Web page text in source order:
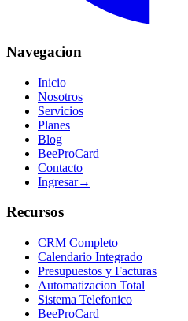
Navegacion
Inicio
Nosotros
Servicios
Planes
Blog
BeeProCard
Contacto
Ingresar→
Recursos
CRM Completo
Calendario Integrado
Presupuestos y Facturas
Automatizacion Total
Sistema Telefonico
BeeProCard